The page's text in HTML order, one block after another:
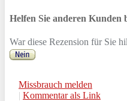
Helfen Sie anderen Kunden
War diese Rezension für Sie
Missbrauch melden
| Kommentar als Link